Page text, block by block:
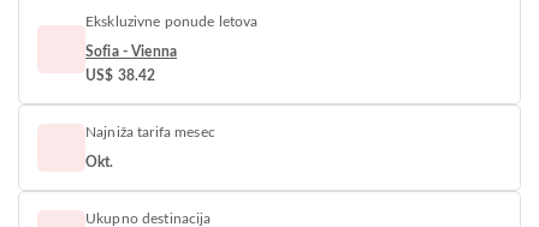
Ekskluzivne ponude letova
Sofia - Vienna
US$ 38.42
Najniža tarifa mesec
Okt.
Ukupno destinacija